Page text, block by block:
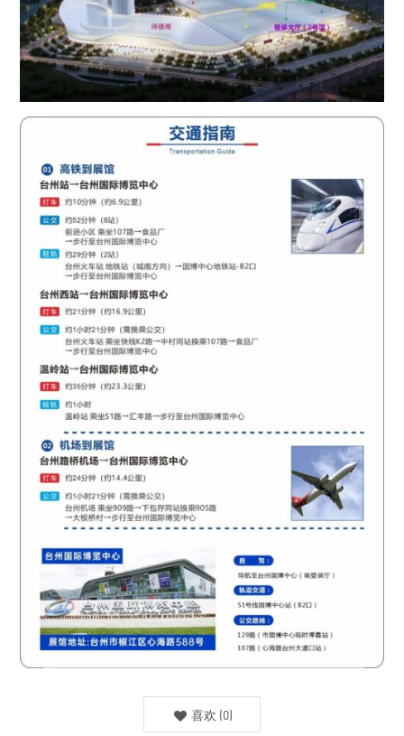
喜欢 (0)